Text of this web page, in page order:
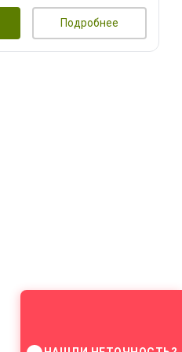
Подробнее